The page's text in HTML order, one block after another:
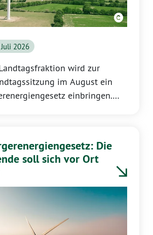
Juli 2026
wird zur
im August ein
einbringen.
erklärt Katrin Eder,
GRÜNEN Landtagsfraktion
Die
soll sich vor Ort